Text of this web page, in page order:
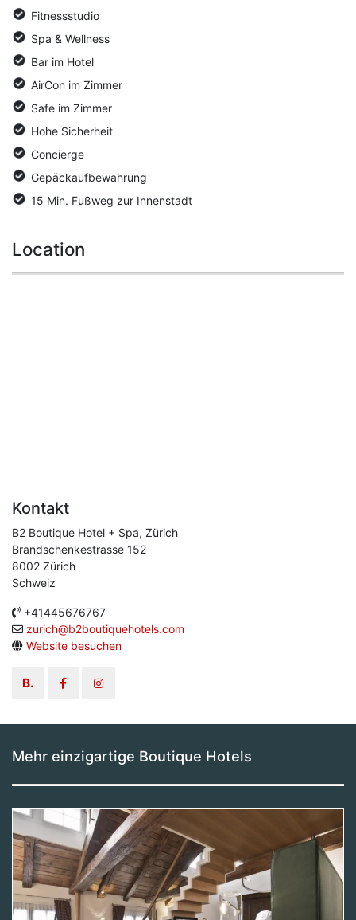
Fitnessstudio
Spa & Wellness
Bar im Hotel
AirCon im Zimmer
Safe im Zimmer
Hohe Sicherheit
Concierge
Gepäckaufbewahrung
15 Min. Fußweg zur Innenstadt
Location
Kontakt
B2 Boutique Hotel + Spa, Zürich
Brandschenkestrasse 152
8002 Zürich
Schweiz
+41445676767
zurich@b2boutiquehotels.com
Website besuchen
B.
Mehr einzigartige Boutique Hotels